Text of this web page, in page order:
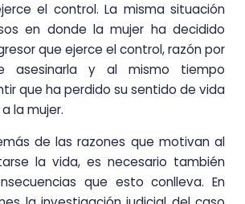
el control. La misma situación
en donde la mujer ha decidido
que ejerce el control, razón por
asesinarla y al mismo tiempo
que ha perdido su sentido de vida
la mujer.
de las razones que motivan al
la vida, es necesario también
que esto conlleva. En